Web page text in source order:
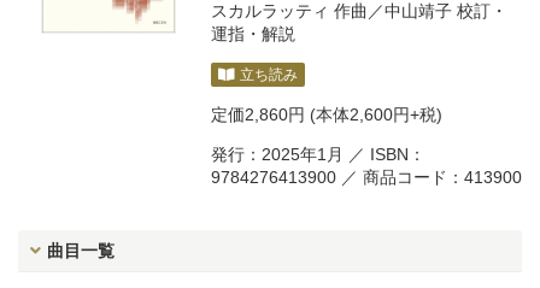
スカルラッティ 作曲／中山靖子 校訂・
運指・解説
立ち読み
定価2,860円 (本体2,600円+税)
発行：2025年1月 ／ ISBN：
9784276413900 ／ 商品コード：413900
曲目一覧